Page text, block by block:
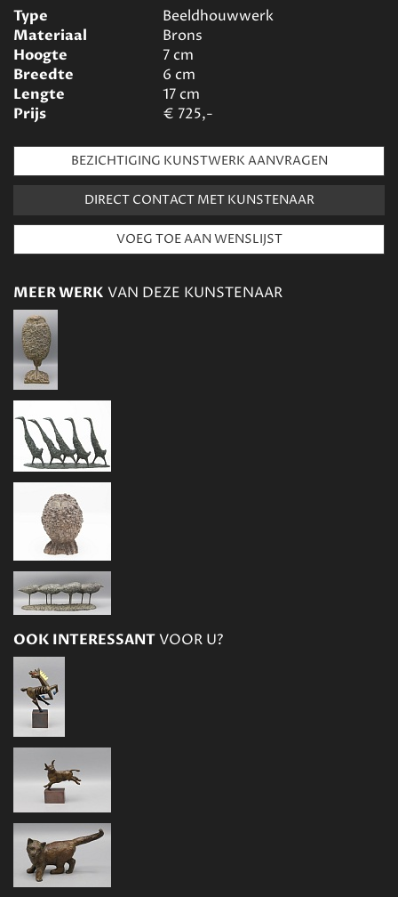
Type
Beeldhouwwerk
Materiaal
Brons
Hoogte
7cm
Breedte
6 cm
Lengte
17cm
Prijs
€ 725,-
BEZICHTIGING KUNSTWERK AANVRAGEN
DIRECT CONTACT MET KUNSTENAAR
MEER WERK VAN DEZE KUNSTENAAR
OOK INTERESSANTVOOR U?